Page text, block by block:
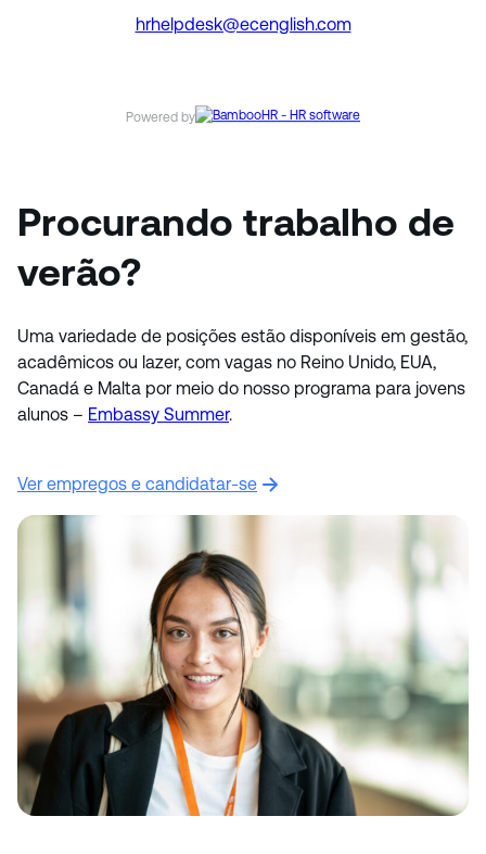
hrhelpdesk@ecenglish.com
Powered by
Procurando trabalho de
verão?
Uma variedade de posições estão disponíveis em gestão,
acadêmicos ou lazer, com vagas no Reino Unido, EUA,
Canadá e Malta por meio do nosso programa para jovens
alunos – Embassy Summer.
Ver empregos e candidatar-se